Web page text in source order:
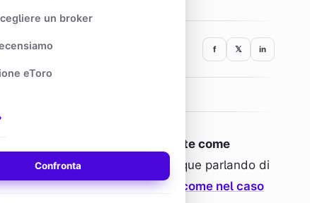
un broker
eToro
Confronta
f 𝕏 in
che opera esclusivamente come
finanziaria
. Non stiamo dunque parlando di
cui i broker possono affiliarsi (
come nel caso